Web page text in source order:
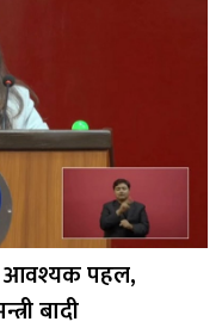
आवश्यक पहल,
बादी